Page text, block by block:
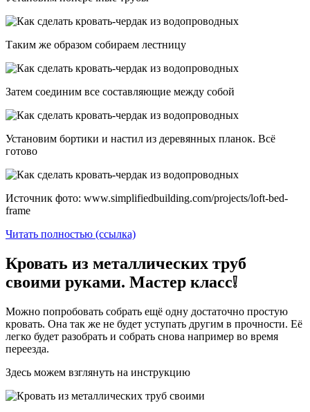
Таким же образом собираем лестницу
Затем соединим все составляющие между собой
Установим бортики и настил из деревянных планок. Всё
готово
Источник фото: www.simplifiedbuilding.com/projects/loft-bed-
frame
Читать полностью (ссылка)
Кровать из металлических труб
своими руками. Мастер класс❕
Можно попробовать собрать ещё одну достаточно простую
кровать. Она так же не будет уступать другим в прочности. Её
легко будет разобрать и собрать снова например во время
переезда.
Здесь можем взглянуть на инструкцию